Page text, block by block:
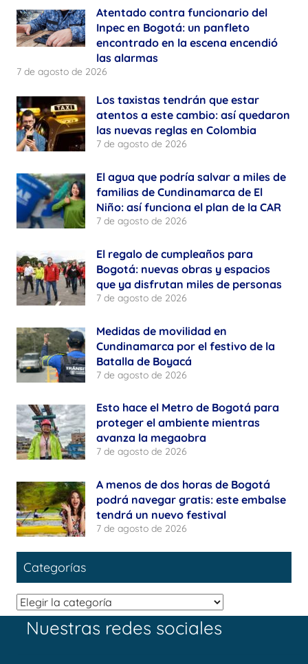
Atentado contra funcionario del
Inpec en Bogotá: un panfleto
encontrado en la escena encendió
las alarmas
7 de agosto de 2026
Los taxistas tendrán que estar
atentos a este cambio: así quedaron
las nuevas reglas en Colombia
7 de agosto de 2026
El agua que podría salvar a miles de
familias de Cundinamarca de El
Niño: así funciona el plan de la CAR
7 de agosto de 2026
El regalo de cumpleaños para
Bogotá: nuevas obras y espacios
que ya disfrutan miles de personas
7 de agosto de 2026
Medidas de movilidad en
Cundinamarca por el festivo de la
Batalla de Boyacá
7 de agosto de 2026
Esto hace el Metro de Bogotá para
proteger el ambiente mientras
avanza la megaobra
7 de agosto de 2026
A menos de dos horas de Bogotá
podrá navegar gratis: este embalse
tendrá un nuevo festival
7 de agosto de 2026
Categorías
Categorías
Nuestras redes sociales